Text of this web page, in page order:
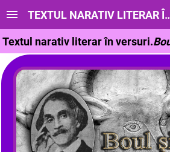
TEXTUL NARATIV LITERAR ÎN
Textul narativ literar în versuri.